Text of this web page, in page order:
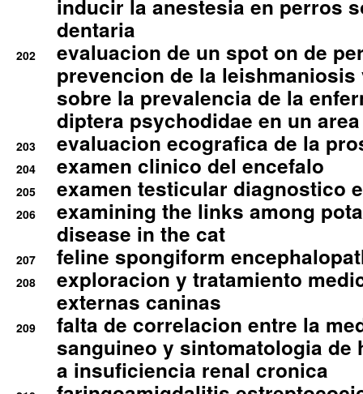
inducir la anestesia en perros
dentaria
202
evaluacion de un spot on de
prevencion de la
sobre la prevalencia de la
diptera psychodidae en un
203 evaluacion ecografica de la
204 examen clinico del encefalo
205 examen testicular diagnostico
206
examining the links among
disease in the cat
207 feline spongiform
208
exploracion y tratamiento
externas caninas
209
falta de correlacion entre la
sanguineo y sintomatologia de
a insuficiencia renal cronica